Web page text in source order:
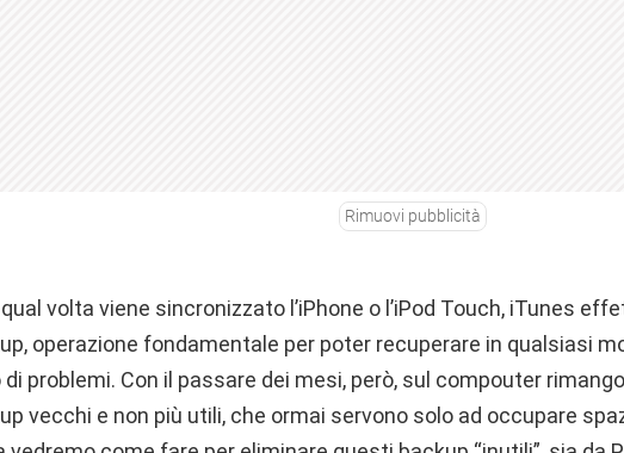
Rimuovi pubblicità
qual volta viene sincronizzato l’iPhone o l’iPod Touch, iTunes
operazione fondamentale per poter recuperare in qualsiasi
di problemi. Con il passare dei mesi, però, sul compouter
vecchi e non più utili, che ormai servono solo ad occupare